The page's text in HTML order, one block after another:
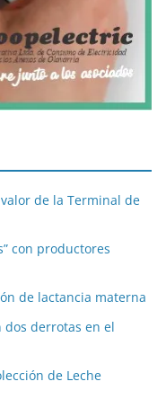
de la Terminal de
con productores
de lactancia materna
dos derrotas en el
de Leche